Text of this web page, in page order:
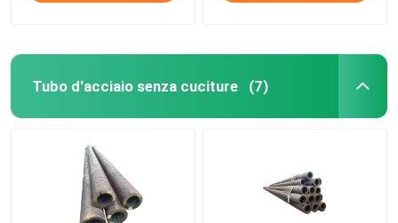
Tubo d'acciaio senza cuciture (7)